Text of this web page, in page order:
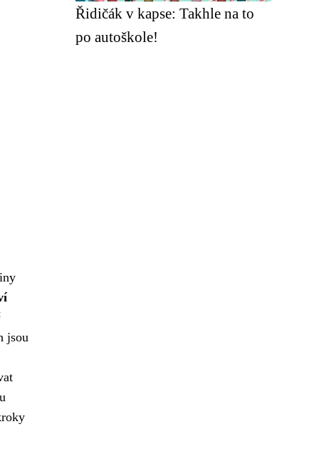
jsou
Řidičák v kapse: Takhle na to
po autoškole!